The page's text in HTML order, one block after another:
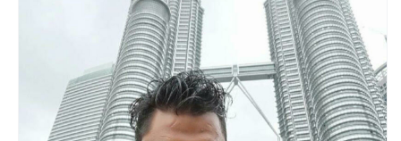
Mithilesh Backpacker